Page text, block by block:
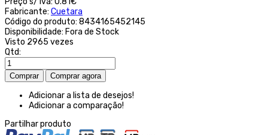
Fabricante: Cuetara
Código do produto: 8434165452145
Disponibilidade: Fora de Stock
Visto 2965 vezes
Qtd:
Adicionar a lista de desejos!
Adicionar a comparação!
Partilhar produto